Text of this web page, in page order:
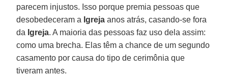
parecem injustos. Isso porque premia pessoas que
desobedeceram a Igreja anos atrás, casando-se fora
da Igreja. A maioria das pessoas faz uso dela assim:
como uma brecha. Elas têm a chance de um segundo
casamento por causa do tipo de cerimônia que
tiveram antes.